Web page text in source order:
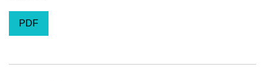
PDF